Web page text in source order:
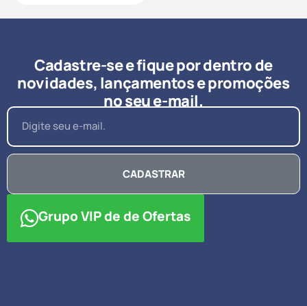
Cadastre-se e fique por dentro de
novidades, lançamentos e promoções
no seu e-mail.
CADASTRAR
Grupo VIP de de Ofertas